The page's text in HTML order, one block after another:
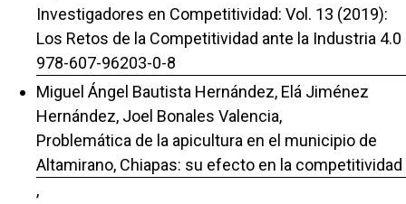
Investigadores en Competitividad: Vol. 13 (2019):
Los Retos de la Competitividad ante la Industria 4.0
978-607-96203-0-8
Miguel Ángel Bautista Hernández, Elá Jiménez
Hernández, Joel Bonales Valencia,
Problemática de la apicultura en el municipio de
Altamirano, Chiapas: su efecto en la competitividad
,